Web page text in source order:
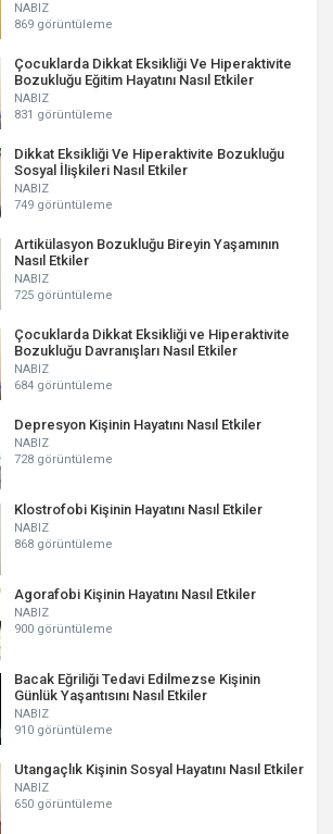
NABIZ
869 görüntüleme
Çocuklarda Dikkat Eksikliği Ve Hiperaktivite
Bozukluğu Eğitim Hayatını Nasıl Etkiler
NABIZ
831 görüntüleme
Dikkat Eksikliği Ve Hiperaktivite Bozukluğu
Sosyal İlişkileri Nasıl Etkiler
NABIZ
749 görüntüleme
Artikülasyon Bozukluğu Bireyin Yaşamının
Nasıl Etkiler
NABIZ
725 görüntüleme
Çocuklarda Dikkat Eksikliği ve Hiperaktivite
Bozukluğu Davranışları Nasıl Etkiler
NABIZ
684 görüntüleme
Depresyon Kişinin Hayatını Nasıl Etkiler
NABIZ
728 görüntüleme
Klostrofobi Kişinin Hayatını Nasıl Etkiler
NABIZ
868 görüntüleme
Agorafobi Kişinin Hayatını Nasıl Etkiler
NABIZ
900 görüntüleme
Bacak Eğriliği Tedavi Edilmezse Kişinin
Günlük Yaşantısını Nasıl Etkiler
NABIZ
910 görüntüleme
Utangaçlık Kişinin Sosyal Hayatını Nasıl Etkiler
NABIZ
650 görüntüleme